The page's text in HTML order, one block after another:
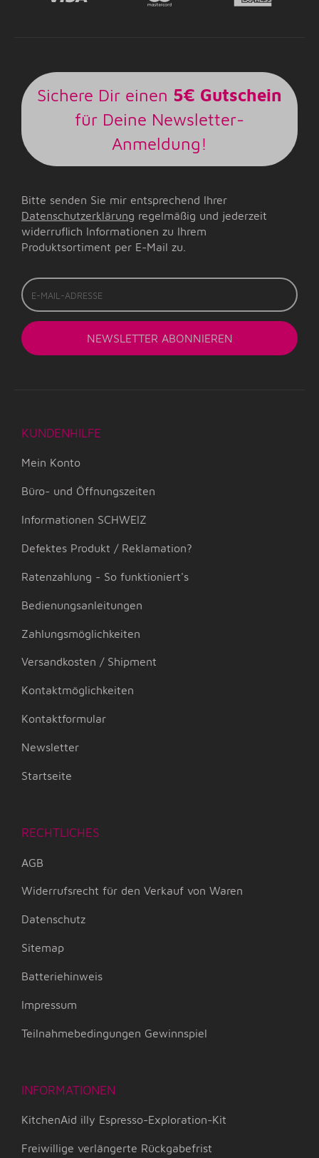
Sichere Dir einen 5€ Gutschein
für Deine Newsletter-
Anmeldung!
Bitte senden Sie mir entsprechend Ihrer
Datenschutzerklärung regelmäßig und jederzeit
widerruflich Informationen zu Ihrem
Produktsortiment per E-Mail zu.
E-
Mail-
Adresse
NEWSLETTER ABONNIEREN
KUNDENHILFE
Mein Konto
Büro- und Öffnungszeiten
Informationen SCHWEIZ
Defektes Produkt / Reklamation?
Ratenzahlung - So funktioniert's
Bedienungsanleitungen
Zahlungsmöglichkeiten
Versandkosten / Shipment
Kontaktmöglichkeiten
Kontaktformular
Newsletter
Startseite
RECHTLICHES
AGB
Widerrufsrecht für den Verkauf von Waren
Datenschutz
Sitemap
Batteriehinweis
Impressum
Teilnahmebedingungen Gewinnspiel
INFORMATIONEN
KitchenAid illy Espresso-Exploration-Kit
Freiwillige verlängerte Rückgabefrist